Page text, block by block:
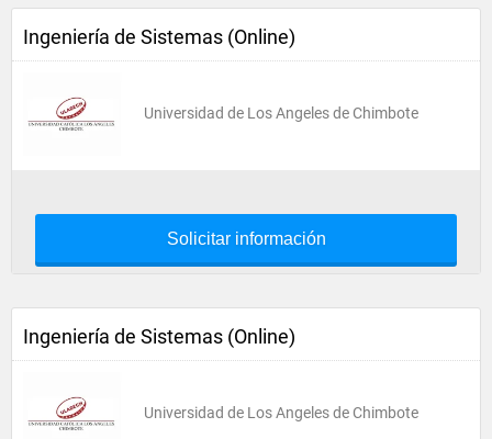
Ingeniería de Sistemas (Online)
Universidad de Los Angeles de Chimbote
Solicitar información
Ingeniería de Sistemas (Online)
Universidad de Los Angeles de Chimbote